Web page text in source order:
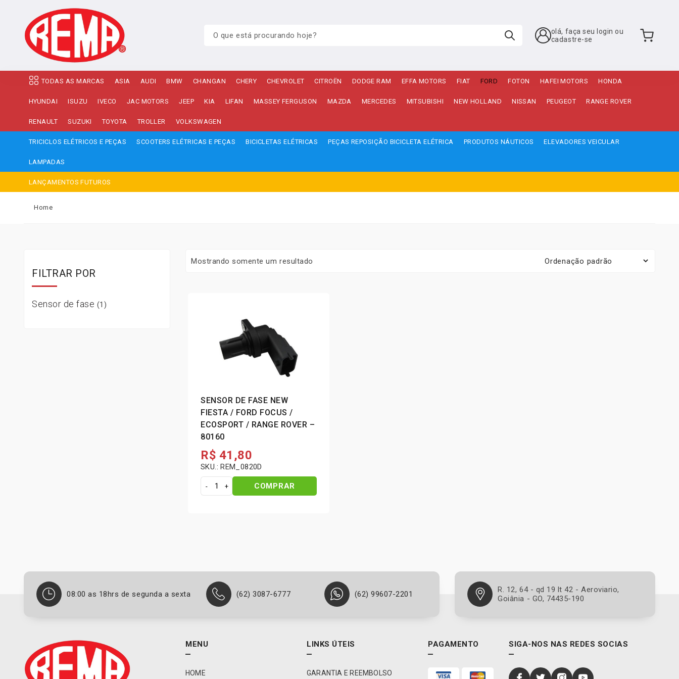
olá, faça seu login ou
cadastre-se
TODAS AS MARCAS ASIA AUDI BMW CHANGAN CHERY CHEVROLET CITROËN DODGE RAM EFFA MOTORS FIAT FORD FOTON HAFEI MOTORS HONDA
HYUNDAI ISUZU IVECO JAC MOTORS JEEP KIA LIFAN MASSEY FERGUSON MAZDA MERCEDES MITSUBISHI NEW HOLLAND NISSAN PEUGEOT RANGE ROVER
RENAULT SUZUKI TOYOTA TROLLER VOLKSWAGEN
TRICICLOS ELÉTRICOS E PEÇAS SCOOTERS ELÉTRICAS E PEÇAS BICICLETAS ELÉTRICAS PEÇAS REPOSIÇÃO BICICLETA ELÉTRICA PRODUTOS NÁUTICOS ELEVADORES VEICULAR
LAMPADAS
LANÇAMENTOS FUTUROS
Home
FILTRAR POR
Sensor de fase (1)
Mostrando somente um resultado
SENSOR DE FASE NEW
FIESTA / FORD FOCUS /
ECOSPORT / RANGE ROVER –
80160
R$ 41,80
SKU.: REM_0820D
S
f
a
s
COMPRAR
08:00 as 18hrs de segunda a sexta (62) 3087-6777 (62) 99607-2201
R. 12, 64 - qd 19 lt 42 - Aeroviario,
Goiânia - GO, 74435-190
MENU
HOME
LINKS ÚTEIS
GARANTIA E REEMBOLSO
PAGAMENTO SIGA-NOS NAS REDES SOCIAS